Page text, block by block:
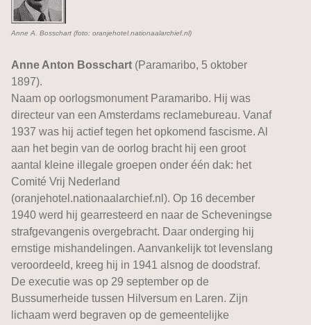
Anne A. Bosschart (foto: oranjehotel.nationaalarchief.nl)
Anne Anton Bosschart (Paramaribo, 5 oktober
1897).
Naam op oorlogsmonument Paramaribo. Hij was
directeur van een Amsterdams reclamebureau. Vanaf
1937 was hij actief tegen het opkomend fascisme. Al
aan het begin van de oorlog bracht hij een groot
aantal kleine illegale groepen onder één dak: het
Comité Vrij Nederland
(oranjehotel.nationaalarchief.nl). Op 16 december
1940 werd hij gearresteerd en naar de Scheveningse
strafgevangenis overgebracht. Daar onderging hij
ernstige mishandelingen. Aanvankelijk tot levenslang
veroordeeld, kreeg hij in 1941 alsnog de doodstraf.
De executie was op 29 september op de
Bussumerheide tussen Hilversum en Laren. Zijn
lichaam werd begraven op de gemeentelijke